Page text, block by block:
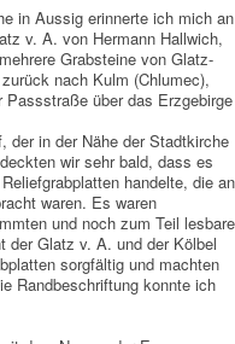
in Aussig erinnerte ich mich an
v. A. von Hermann Hallwich,
Grabsteine von Glatz-
nach Kulm (Chlumec),
über das Erzgebirge
der in der Nähe der Stadtkirche
wir sehr bald, dass es
handelte, die an
waren. Es waren
und noch zum Teil lesbare
der Glatz v. A. und der Kölbel
sorgfältig und machten
Randbeschriftung konnte ich